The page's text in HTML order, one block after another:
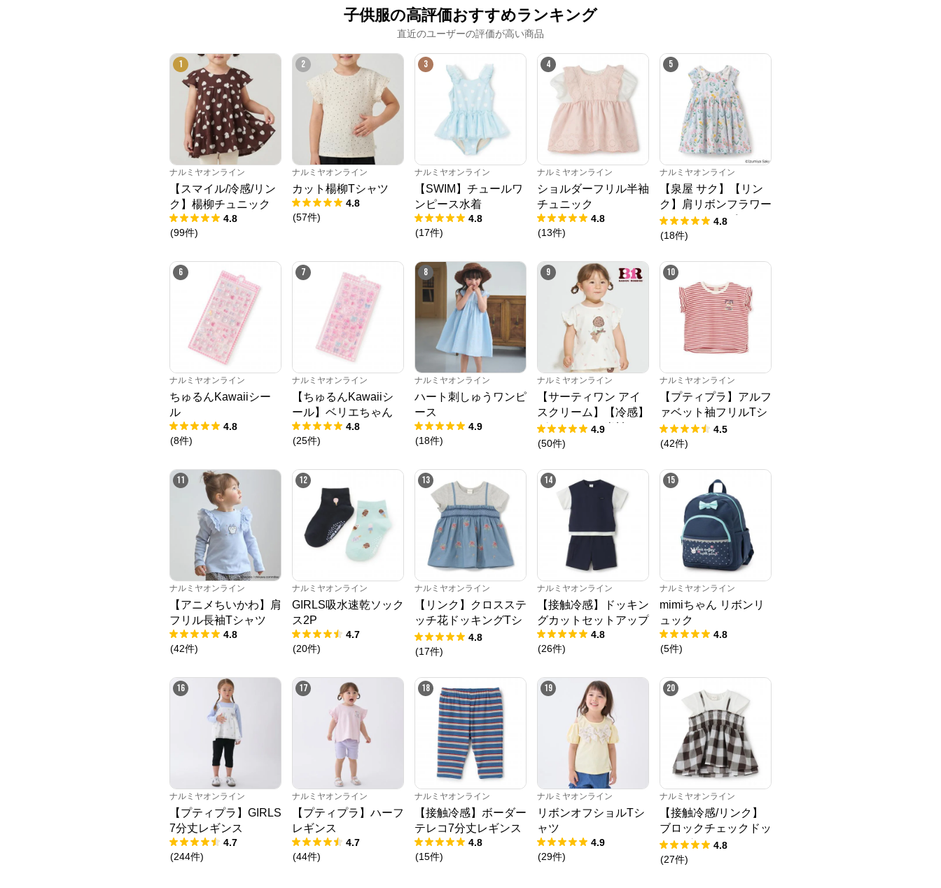
子供服の高評価おすすめランキング
直近のユーザーの評価が高い商品
1
ナルミヤオンライン
【スマイル/冷感/リン
ク】楊柳チュニック
4.8
(99件)
2
ナルミヤオンライン
カット楊柳Tシャツ
4.8
(57件)
3
ナルミヤオンライン
【SWIM】チュールワ
ンピース水着
4.8
(17件)
4
ナルミヤオンライン
ショルダーフリル半袖
チュニック
4.8
(13件)
5
ナルミヤオンライン
【泉屋 サク】【リン
ク】肩リボンフラワー
キャットワンピース
4.8
(18件)
6
ナルミヤオンライン
ちゅるんKawaiiシー
ル
4.8
(8件)
7
ナルミヤオンライン
【ちゅるんKawaiiシ
ール】ベリエちゃん
4.8
(25件)
8
ナルミヤオンライン
ハート刺しゅうワンピ
ース
4.9
(18件)
9
ナルミヤオンライン
【サーティワン アイ
スクリーム】【冷感】
グラフィック半袖Tシ
ャツ
4.9
(50件)
10
ナルミヤオンライン
【プティプラ】アルフ
ァベット袖フリルTシ
ャツ
4.5
(42件)
11
ナルミヤオンライン
【アニメちいかわ】肩
フリル長袖Tシャツ
4.8
(42件)
12
ナルミヤオンライン
GIRLS吸水速乾ソック
ス2P
4.7
(20件)
13
ナルミヤオンライン
【リンク】クロスステ
ッチ花ドッキングTシ
ャツ
4.8
(17件)
14
ナルミヤオンライン
【接触冷感】ドッキン
グカットセットアップ
4.8
(26件)
15
ナルミヤオンライン
mimiちゃん リボンリ
ュック
4.8
(5件)
16
ナルミヤオンライン
【プティプラ】GIRLS
7分丈レギンス
4.7
(244件)
17
ナルミヤオンライン
【プティプラ】ハーフ
レギンス
4.7
(44件)
18
ナルミヤオンライン
【接触冷感】ボーダー
テレコ7分丈レギンス
4.8
(15件)
19
ナルミヤオンライン
リボンオフショルTシ
ャツ
4.9
(29件)
20
ナルミヤオンライン
【接触冷感/リンク】
ブロックチェックドッ
キングTシャツ
4.8
(27件)
ナルミヤオンラインからのコメント
ナルミヤオンライン公式通販ショップ。人気子供服メゾピアノ、プティマイ
す。